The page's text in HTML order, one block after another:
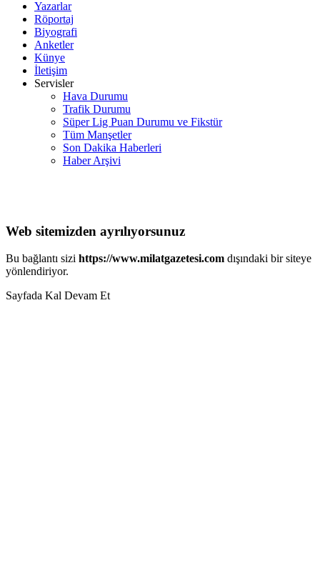
Yazarlar
Röportaj
Biyografi
Anketler
Künye
İletişim
Servisler
Hava Durumu
Trafik Durumu
Süper Lig Puan Durumu ve Fikstür
Tüm Manşetler
Son Dakika Haberleri
Haber Arşivi
Web sitemizden ayrılıyorsunuz
Bu bağlantı sizi https://www.milatgazetesi.com dışındaki bir siteye
yönlendiriyor.
Sayfada Kal Devam Et